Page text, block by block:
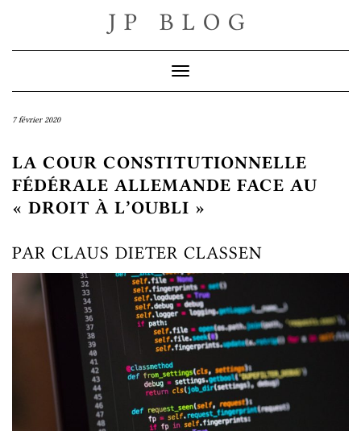
JP BLOG
Toggle Navigation
7 février 2020
LA COUR CONSTITUTIONNELLE
FÉDÉRALE ALLEMANDE FACE AU
« DROIT À L’OUBLI »
PAR CLAUS DIETER CLASSEN